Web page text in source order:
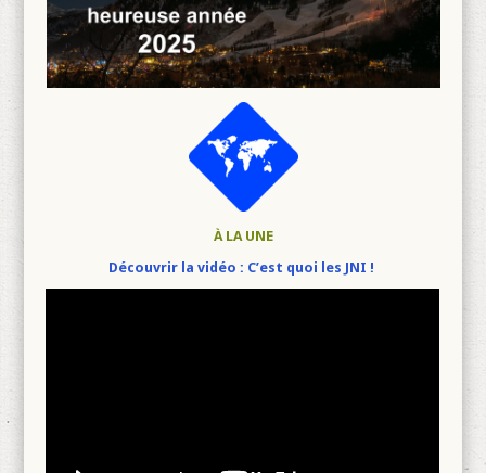
À LA UNE
Découvrir la vidéo : C’est quoi les JNI !